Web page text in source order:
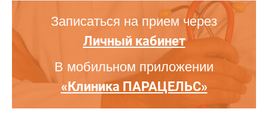
Записаться на прием через
Личный кабинет
В мобильном приложении
«Клиника ПАРАЦЕЛЬС»